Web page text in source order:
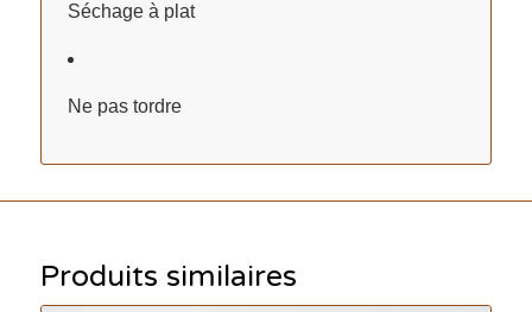
Séchage à plat
Ne pas tordre
Produits similaires